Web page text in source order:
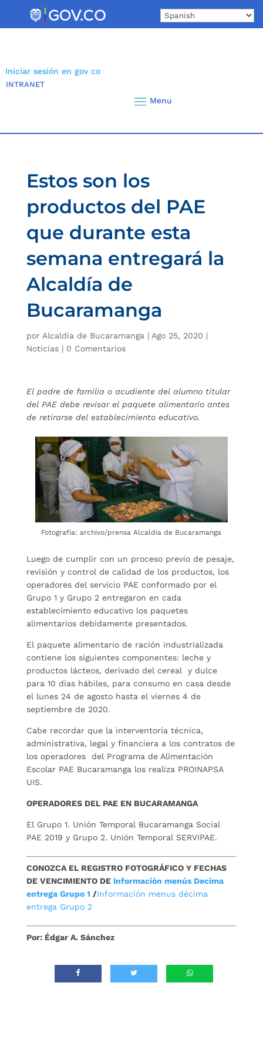
Iniciar sesión en gov co
INTRANET
Estos son los
productos del PAE
que durante esta
semana entregará la
Alcaldía de
Bucaramanga
por Alcaldía de Bucaramanga | Ago 25, 2020 |
Noticias| 0 Comentarios
El padre de familia o acudiente del alumno titular
del PAE debe revisar el paquete alimentario antes
de retirarse del establecimiento educativo.
Fotografía: archivo/prensa Alcaldía de Bucaramanga
Luego de cumplir con un proceso previo de pesaje,
revisión y control de calidad de los productos, los
operadores del servicio PAE conformado por el
Grupo 1 y Grupo 2 entregaron en cada
establecimiento educativo los paquetes
alimentarios debidamente presentados.
El paquete alimentario de ración industrializada
contiene los siguientes componentes: leche y
productos lácteos, derivado del cereal y dulce
para 10 días hábiles, para consumo en casa desde
el lunes 24 de agosto hasta el viernes 4 de
septiembre de 2020.
Cabe recordar que la interventoría técnica,
administrativa, legal y financiera a los contratos de
los operadores del Programa de Alimentación
Escolar PAE Bucaramanga los realiza PROINAPSA
UIS.
OPERADORES DEL PAE EN BUCARAMANGA
El Grupo 1. Unión Temporal Bucaramanga Social
PAE 2019 y Grupo 2. Unión Temporal SERVIPAE.
CONOZCA EL REGISTRO FOTOGRÁFICO Y FECHAS
DE VENCIMIENTO DE Información menús Decima
entrega Grupo 1 /Información menus décima
entrega Grupo 2
Por: Édgar A. Sánchez